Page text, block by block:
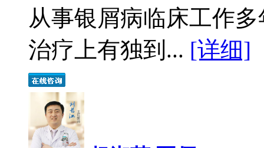
从事银屑病临床工作
治疗上有独到... [详细]